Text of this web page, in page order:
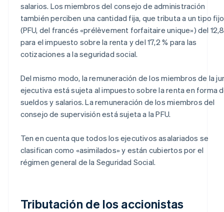
salarios. Los miembros del consejo de administración
también perciben una cantidad fija, que tributa a un tipo fijo
(PFU, del francés «prélèvement forfaitaire unique») del
para el impuesto sobre la renta y del 17,2 % para las
cotizaciones a la seguridad social.
Del mismo modo, la remuneración de los miembros de la
ejecutiva está sujeta al impuesto sobre la renta en forma
sueldos y salarios. La remuneración de los miembros del
consejo de supervisión está sujeta a la PFU.
Ten en cuenta que todos los ejecutivos asalariados se
clasifican como «asimilados» y están cubiertos por el
régimen general de la Seguridad Social.
Tributación de los accionistas